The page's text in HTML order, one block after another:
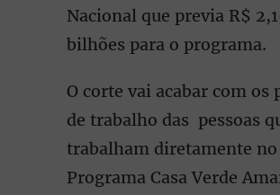
Nacional que previa R$
bilhões para o programa.
O corte vai acabar com os
de trabalho das pessoas
trabalham diretamente no
Programa Casa Verde